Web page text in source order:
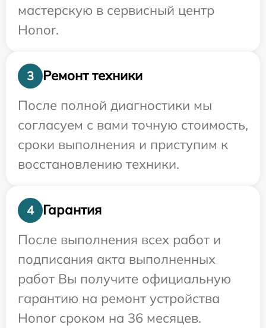
мастерскую в сервисный центр
Honor.
3
Ремонт техники
После полной диагностики мы
согласуем с вами точную стоимость,
сроки выполнения и приступим к
восстановлению техники.
4
Гарантия
После выполнения всех работ и
подписания акта выполненных
работ Вы получите официальную
гарантию на ремонт устройства
Honor сроком на 36 месяцев.